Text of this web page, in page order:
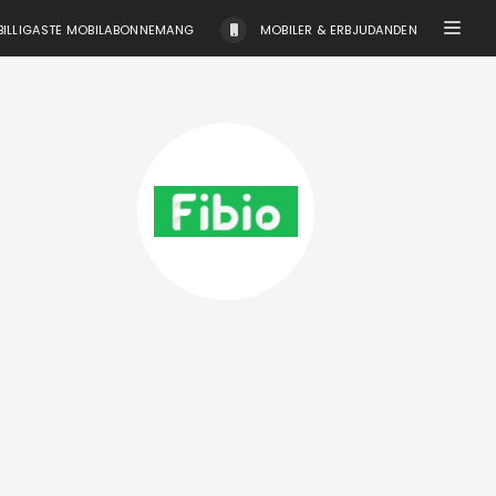
MOBILABONNEMANG MOBILER & ERBJUDANDEN